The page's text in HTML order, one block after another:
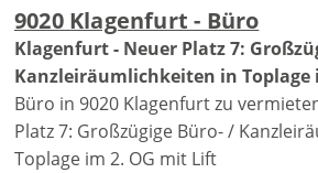
9020 Klagenfurt - Büro
Klagenfurt - Neuer Platz 7:
Kanzleiräumlichkeiten in Toplage
Büro in 9020 Klagenfurt zu
Platz 7: Großzügige Büro- /
Toplage im 2. OG mit Lift